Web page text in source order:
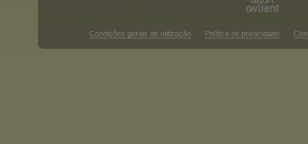
Condições gerais de utilização Política de privacidade